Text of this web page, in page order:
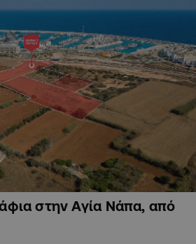
στην Αγία Νάπα, από